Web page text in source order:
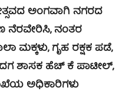
ಅಂಗವಾಗಿ ನಗರದ
ನೆರವೇರಿಸಿ, ನಂತರ
ಮಕ್ಕಳು, ಗೃಹ ರಕ್ಷಕ ಪಡೆ,
ಶಾಸಕ ಹೆಚ್ ಕೆ ಪಾಟೀಲ್,
ಅಧಿಕಾರಿಗಳು